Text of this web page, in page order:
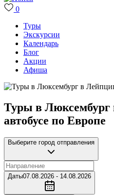
0
Туры
Экскурсии
Календарь
Блог
Акции
Афиша
Туры в Люксембург
автобусе по Европе
Выберите город отправления
Даты07.08.2026 - 14.08.2026